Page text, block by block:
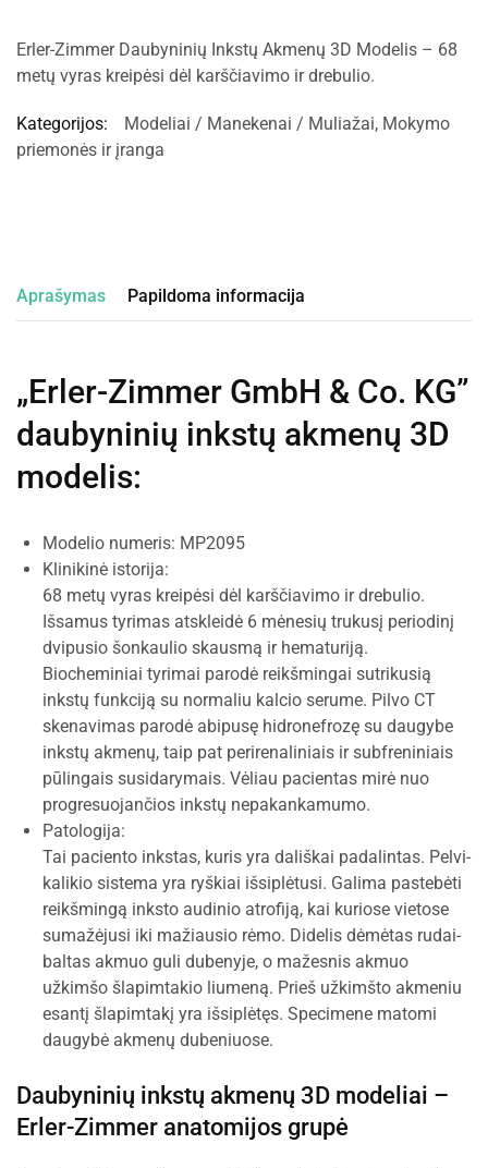
Erler-Zimmer Daubyninių Inkstų Akmenų 3D Modelis – 68
metų vyras kreipėsi dėl karščiavimo ir drebulio.
Kategorijos: Modeliai / Manekenai / Muliažai, Mokymo
priemonės ir įranga
Aprašymas Papildoma informacija
„Erler-Zimmer GmbH & Co. KG”
daubyninių inkstų akmenų 3D
modelis:
Modelio numeris: MP2095
Klinikinė istorija:
68 metų vyras kreipėsi dėl karščiavimo ir drebulio.
Išsamus tyrimas atskleidė 6 mėnesių trukusį periodinį
dvipusio šonkaulio skausmą ir hematuriją.
Biocheminiai tyrimai parodė reikšmingai sutrikusią
inkstų funkciją su normaliu kalcio serume. Pilvo CT
skenavimas parodė abipusę hidronefrozę su daugybe
inkstų akmenų, taip pat perirenaliniais ir subfreniniais
pūlingais susidarymais. Vėliau pacientas mirė nuo
progresuojančios inkstų nepakankamumo.
Patologija:
Tai paciento inkstas, kuris yra dališkai padalintas. Pelvi-
kalikio sistema yra ryškiai išsiplėtusi. Galima pastebėti
reikšmingą inksto audinio atrofiją, kai kuriose vietose
sumažėjusi iki mažiausio rėmo. Didelis dėmėtas rudai-
baltas akmuo guli dubenyje, o mažesnis akmuo
užkimšo šlapimtakio liumeną. Prieš užkimšto akmeniu
esantį šlapimtakį yra išsiplėtęs. Specimene matomi
daugybė akmenų dubeniuose.
Daubyninių inkstų akmenų 3D modeliai –
Erler-Zimmer anatomijos grupė